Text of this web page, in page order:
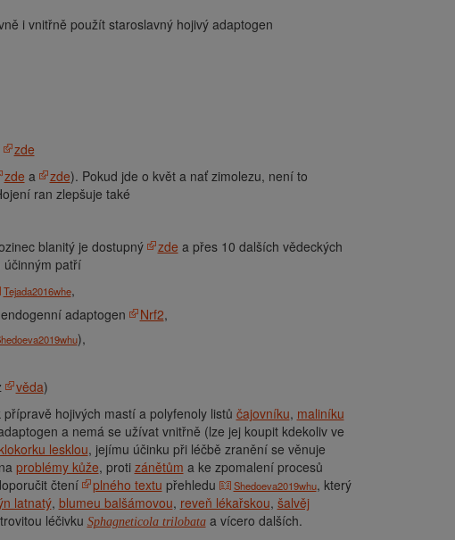
i vnitřně použít staroslavný hojivý adaptogen
zde
zde a zde). Pokud jde o květ a nať zimolezu, není to
ran zlepšuje také
blanitý je dostupný zde a přes 10 dalších vědeckých
účinným patří
Tejada2016whe,
adaptogen Nrf2,
),
věda)
hojivých mastí a polyfenoly listů čajovníku, maliníku
a nemá se užívat vnitřně (lze jej koupit kdekoliv ve
lesklou, jejímu účinku při léčbě zranění se věnuje
problémy kůže, proti zánětům a ke zpomalení procesů
čtení
plného textu přehledu Shedoeva2019whu, který
latnatý, blumeu balšámovou, reveň lékařskou, šalvěj
léčivku Sphagneticola trilobataa vícero dalších.